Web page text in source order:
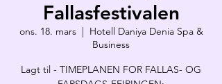
Fallasfestivalen
ons. 18. mars
  |
Hotell Daniya Denia Spa &
Business
Lagt til - TIMEPLANEN FOR FALLAS- OG